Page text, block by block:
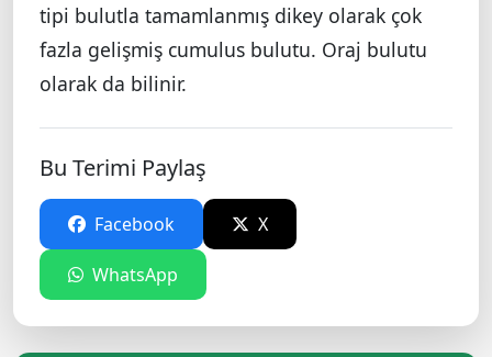
tipi bulutla tamamlanmış dikey olarak çok
fazla gelişmiş cumulus bulutu. Oraj bulutu
olarak da bilinir.
Bu Terimi Paylaş
Facebook X
WhatsApp